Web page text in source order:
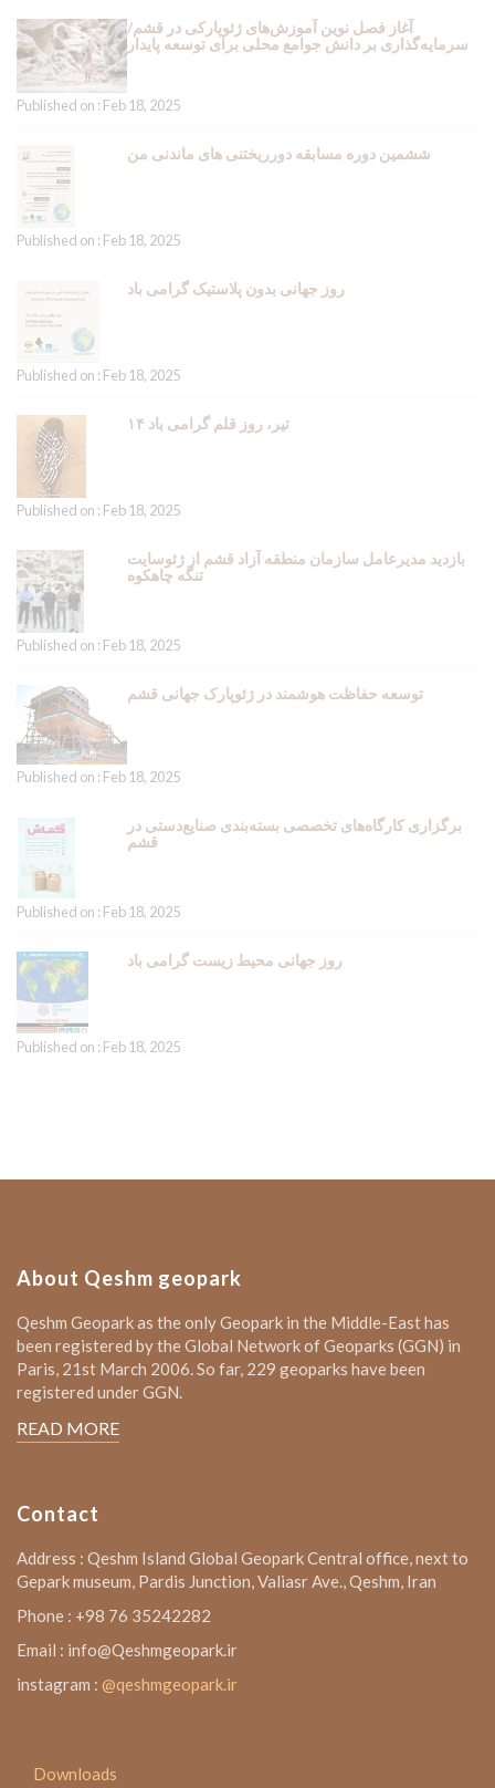
آغاز فصل نوین آموزش‌های ژئوپارکی در قشم/
سرمایه‌گذاری بر دانش جوامع محلی برای توسعه پایدار
Published on : Feb 18, 2025
ششمین دوره مسابقه دورریختنی های ماندنی من
Published on : Feb 18, 2025
روز جهانی بدون پلاستیک گرامی باد
Published on : Feb 18, 2025
۱۴ تیر، روز قلم گرامی باد
Published on : Feb 18, 2025
بازدید مدیرعامل سازمان منطقه آزاد قشم از ژئوسایت
تنگه چاهکوه
Published on : Feb 18, 2025
توسعه حفاظت هوشمند در ژئوپارک جهانی قشم
Published on : Feb 18, 2025
برگزاری کارگاه‌های تخصصی بسته‌بندی صنایع‌دستی در
قشم
Published on : Feb 18, 2025
روز جهانی محیط زیست گرامی باد
Published on : Feb 18, 2025
About Qeshm geopark
Qeshm Geopark as the only Geopark in the Middle-East has
been registered by the Global Network of Geoparks (GGN) in
Paris, 21st March 2006. So far, 229 geoparks have been
registered under GGN.
READ MORE
Contact
Address : Qeshm Island Global Geopark Central office, next to
Gepark museum, Pardis Junction, Valiasr Ave., Qeshm, Iran
Phone : +98 76 35242282
Email : info@Qeshmgeopark.ir
instagram : @qeshmgeopark.ir
Downloads